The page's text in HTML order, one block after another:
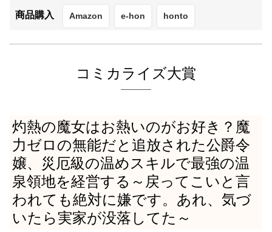
商品購入 Amazon e-hon honto
コミカライズ大賞
灼熱の魔女はお熱いのがお好き？魔
力ゼロの無能だと追放された公爵令
嬢、災厄級の温めスキルで最強の温
泉領地を経営する～戻ってこいと言
われても絶対に嫌です。あれ、気づ
いたら実家が没落してた～